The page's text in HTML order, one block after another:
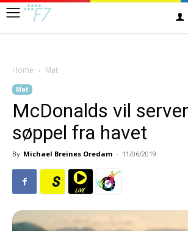
Home Mat
Mat
McDonalds vil
søppel fra havet
By Michael Breines Oredam - 11/06/2019